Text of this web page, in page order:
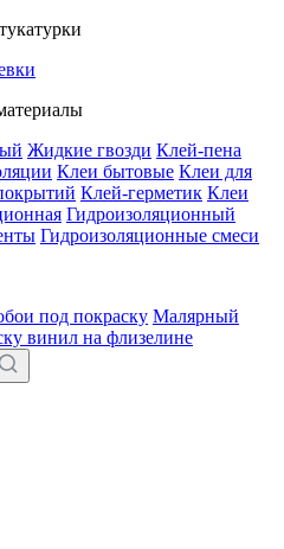
Жидкие гвозди Клей-пена
Клеи бытовые Клеи для
Клей-герметик Клеи
Гидроизоляционный
Гидроизоляционные смеси
под покраску Малярный
винил на флизелине